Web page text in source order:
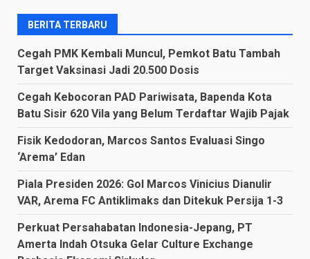
BERITA TERBARU
Cegah PMK Kembali Muncul, Pemkot Batu Tambah
Target Vaksinasi Jadi 20.500 Dosis
Cegah Kebocoran PAD Pariwisata, Bapenda Kota
Batu Sisir 620 Vila yang Belum Terdaftar Wajib Pajak
Fisik Kedodoran, Marcos Santos Evaluasi Singo
‘Arema’ Edan
Piala Presiden 2026: Gol Marcos Vinicius Dianulir
VAR, Arema FC Antiklimaks dan Ditekuk Persija 1-3
Perkuat Persahabatan Indonesia-Jepang, PT
Amerta Indah Otsuka Gelar Culture Exchange